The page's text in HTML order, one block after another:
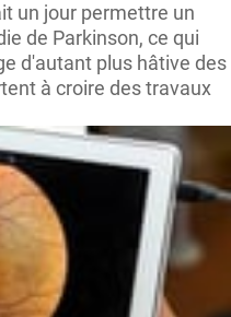
un jour permettre un
de Parkinson, ce qui
d'autant plus hâtive des
à croire des travaux